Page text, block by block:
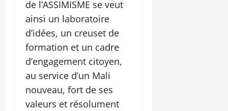
de l’ASSIMISME se veut
ainsi un laboratoire
d’idées, un creuset de
formation et un cadre
d’engagement citoyen,
au service d’un Mali
nouveau, fort de ses
valeurs et résolument